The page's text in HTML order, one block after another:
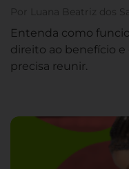
Por Luana Beatriz dos
Entenda como
direito ao benefício
precisa reunir.